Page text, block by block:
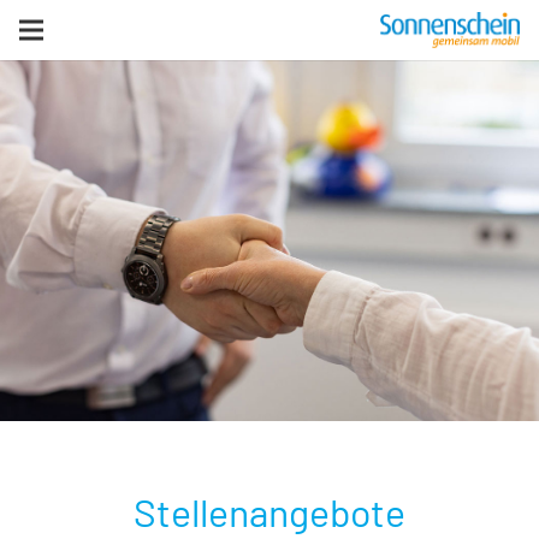
zurück zur Homepage
Stellenangebote